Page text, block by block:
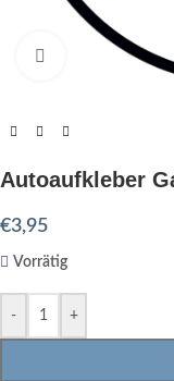
Click to enlarge
Autoaufkleber
€3,95
Vorrätig
- +